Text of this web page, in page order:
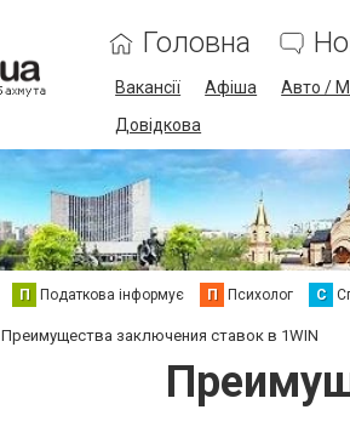
Головна
Вакансії Афіша Авто /
Довідкова
П Податкова інформує П Психолог С
Преимущества заключения ставок в 1WIN